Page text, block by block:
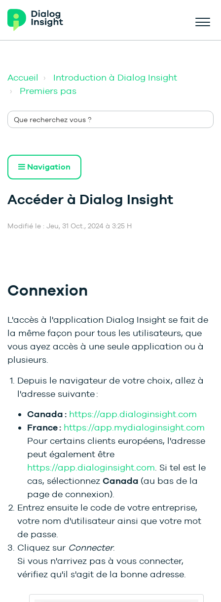
Accueil
Introduction à Dialog Insight
Premiers pas
Navigation
Accéder à Dialog Insight
Modifié le : Jeu, 31 Oct., 2024 à 3:25 H
Connexion
L'accès à l'application Dialog Insight se fait de
la même façon pour tous les utilisateurs, que
vous ayez accès à une seule application ou à
plusieurs.
Depuis le navigateur de votre choix, allez à
l'adresse suivante :
Canada : https://app.dialoginsight.com
France : https://app.mydialoginsight.com
Pour certains clients européens, l'adresse
peut également être
https://app.dialoginsight.com . Si tel est le
cas, sélectionnez Canada (au bas de la
page de connexion).
Entrez ensuite le code de votre entreprise,
votre nom d'utilisateur ainsi que votre mot
de passe.
Cliquez sur Connecter.
Si vous n'arrivez pas à vous connecter,
vérifiez qu'il s'agit de la bonne adresse.